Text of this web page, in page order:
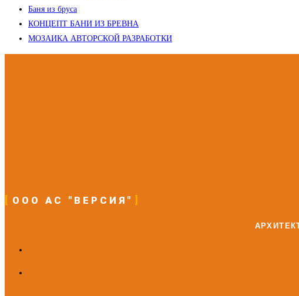
Баня из бруса
КОНЦЕПТ БАНИ ИЗ БРЕВНА
МОЗАИКА АВТОРСКОЙ РАЗРАБОТКИ
ООО АС "ВЕРСИЯ"